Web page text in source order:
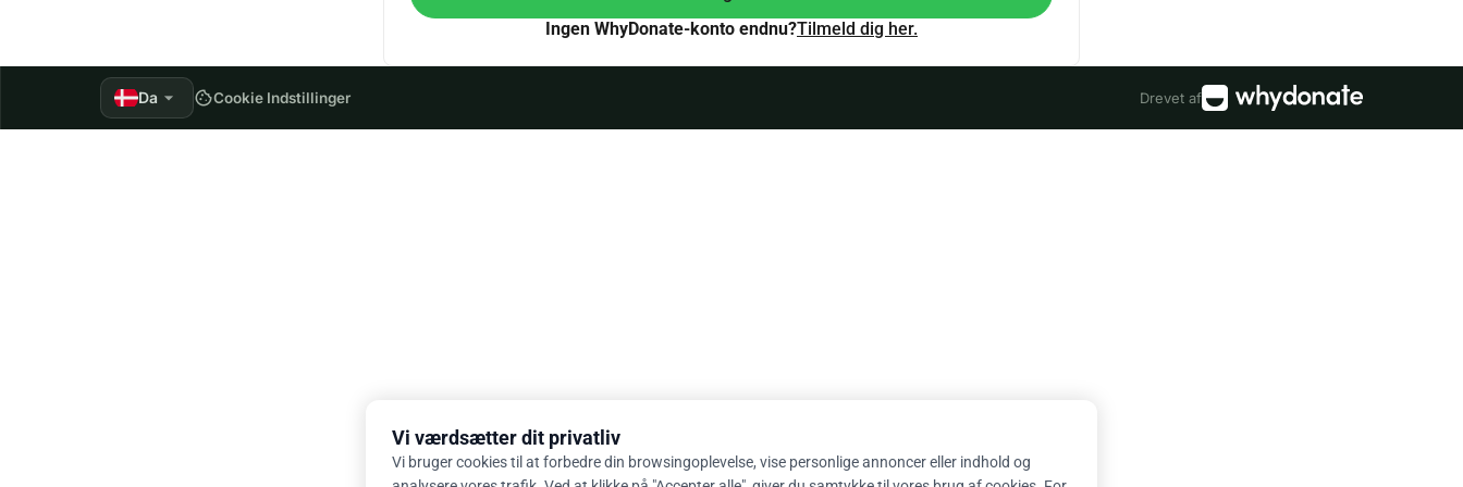
Ingen WhyDonate-konto endnu?Tilmeld dig her.
Da arrow_drop_down cookieCookie Indstillinger Drevet af
Vi værdsætter dit privatliv
Vi bruger cookies til at forbedre din browsingoplevelse, vise personlige annoncer eller indhold og